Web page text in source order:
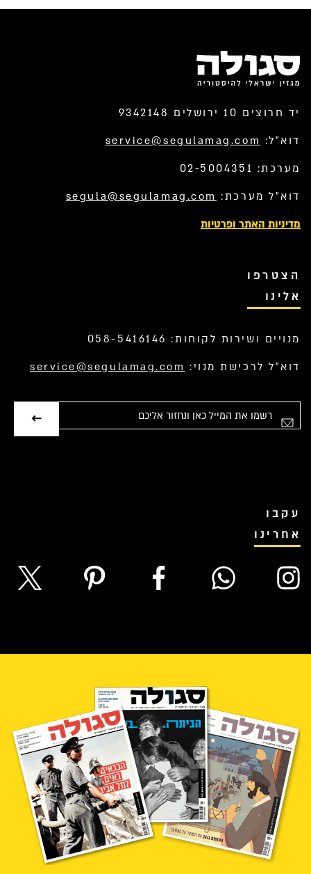
יד חרוצים 10 ירושלים 9342148
דוא”ל: service@segulamag.com
מערכת: 02-5004351
דוא”ל מערכת: segula@segulamag.com
מדיניות האתר ופרטיות
הצטרפו
אלינו
מנויים ושירות לקוחות: 058-5416146
דוא”ל לרכישת מנוי: service@segulamag.com
אימייל
עקבו
אחרינו